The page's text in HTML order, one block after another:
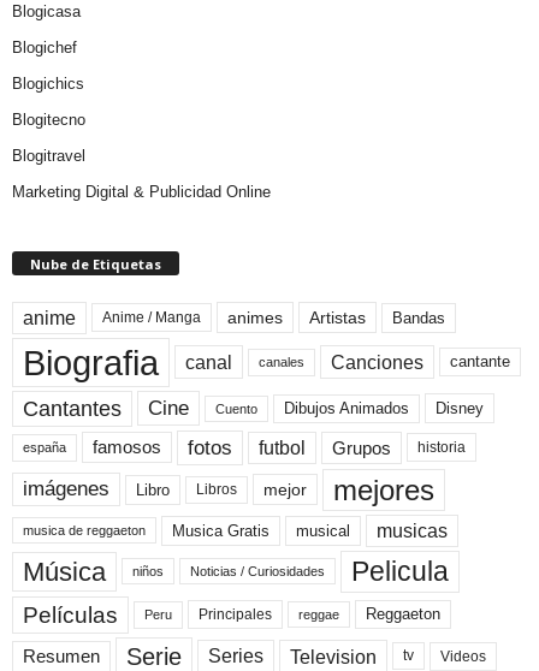
Blogicasa
Blogichef
Blogichics
Blogitecno
Blogitravel
Marketing Digital & Publicidad Online
Nube de Etiquetas
anime Anime / Manga animes Artistas Bandas
Biografia canal canales Canciones cantante
Cantantes Cine Cuento Dibujos Animados Disney
españa famosos fotos futbol Grupos historia
imágenes Libro Libros mejor mejores
musica de reggaeton Musica Gratis musical musicas
Música niños Noticias / Curiosidades Pelicula
Películas Peru Principales reggae Reggaeton
Resumen Serie Series Television tv Videos